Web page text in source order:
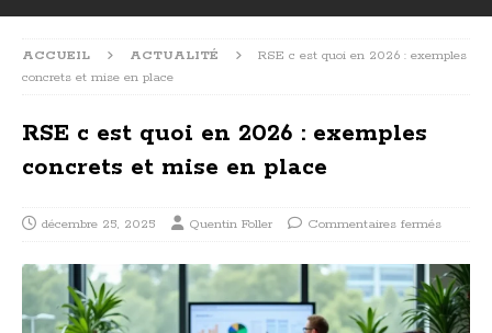
ACCUEIL ACTUALITÉ
RSE c est quoi en 2026 : exemples
concrets et mise en place
RSE c est quoi en 2026 : exemples
concrets et mise en place
décembre 25, 2025 Quentin Foller Commentaires fermés